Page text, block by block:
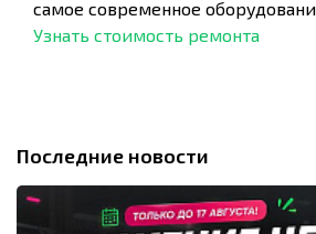
самое современное
Узнать стоимость ремонта
Последние новости